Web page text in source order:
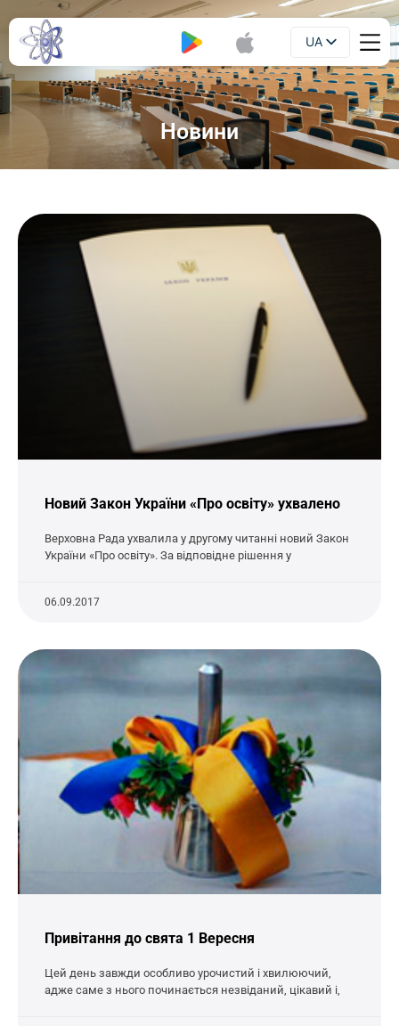
UA
EN
Новини
Новий Закон України «Про освіту» ухвалено
Верховна Рада ухвалила у другому читанні новий Закон
України «Про освіту». За відповідне рішення у
06.09.2017
Привітання до свята 1 Вересня
Цей день завжди особливо урочистий і хвилюючий,
адже саме з нього починається незвіданий, цікавий і,